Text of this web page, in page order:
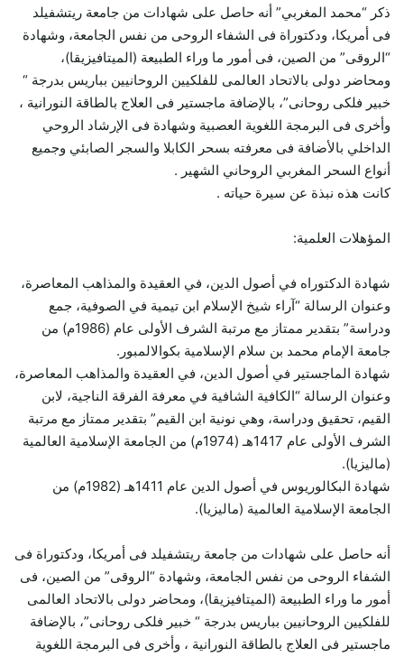
ذكر “محمد المغربي” أنه حاصل على شهادات من جامعة ريتشفيلد
فى أمريكا، ودكتوراة فى الشفاء الروحى من نفس الجامعة، وشهادة
“الروقى” من الصين، فى أمور ما وراء الطبيعة (الميتافيزيقا)،
ومحاضر دولى بالاتحاد العالمى للفلكيين الروحانيين بباريس بدرجة “
خبير فلكى روحانى”، بالإضافة ماجستير فى العلاج بالطاقة النورانية ،
وأخرى فى البرمجة اللغوية العصبية وشهادة فى الإرشاد الروحي
الداخلي بالأضافة فى معرفته بسحر الكابلا والسجر الصابئي وجميع
أنواع السحر المغربي الروحاني الشهير .
كانت هذه نبذة عن سيرة حياته .
المؤهلات العلمية:
شهادة الدكتوراه في أصول الدين، في العقيدة والمذاهب المعاصرة،
وعنوان الرسالة “آراء شيخ الإسلام ابن تيمية في الصوفية، جمع
ودراسة” بتقدير ممتاز مع مرتبة الشرف الأولى عام (1986م) من
جامعة الإمام محمد بن سلام الإسلامية بكوالالمبور.
شهادة الماجستير في أصول الدين، في العقيدة والمذاهب المعاصرة،
وعنوان الرسالة “الكافية الشافية في معرفة الفرقة الناجية، لابن
القيم، تحقيق ودراسة، وهي نونية ابن القيم” بتقدير ممتاز مع مرتبة
الشرف الأولى عام 1417هـ (1974م) من الجامعة الإسلامية العالمية
(ماليزيا).
شهادة البكالوريوس في أصول الدين عام 1411هـ (1982م) من
الجامعة الإسلامية العالمية (ماليزيا).
أنه حاصل على شهادات من جامعة ريتشفيلد فى أمريكا، ودكتوراة فى
الشفاء الروحى من نفس الجامعة، وشهادة “الروقى” من الصين، فى
أمور ما وراء الطبيعة (الميتافيزيقا)، ومحاضر دولى بالاتحاد العالمى
للفلكيين الروحانيين بباريس بدرجة “ خبير فلكى روحانى”، بالإضافة
ماجستير فى العلاج بالطاقة النورانية ، وأخرى فى البرمجة اللغوية